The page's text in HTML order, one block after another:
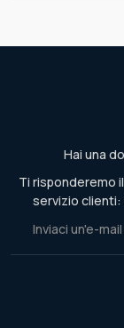
Hai una
Ti risponderemo
servizio clienti:
Inviaci un'e-